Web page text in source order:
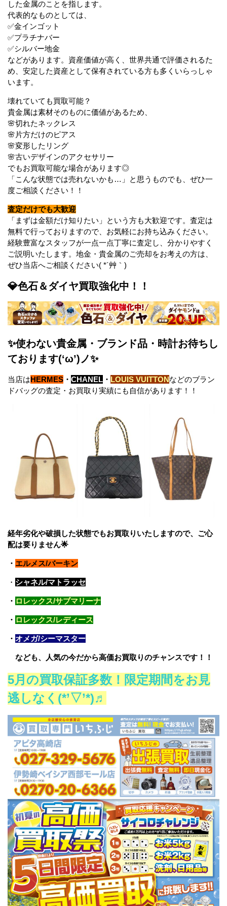
した金属のことを指します。
代表的なものとしては、
✅金インゴット
✅プラチナバー
✅シルバー地金
などがあります。資産価値が高く、世界共通で評価されるた
め、安定した資産として保有されている方も多くいらっしゃ
います。
壊れていても買取可能？
貴金属は素材そのものに価値があるため、
🌸切れたネックレス
🌸片方だけのピアス
🌸変形したリング
🌸古いデザインのアクセサリー
でもお買取可能な場合があります◎
「こんな状態では売れないかも…」と思うものでも、ぜひ一
度ご相談ください！！
査定だけでも大歓迎
「まずは金額だけ知りたい」という方も大歓迎です。査定は
無料で行っておりますので、お気軽にお持ち込みください。
経験豊富なスタッフが一点一点丁寧に査定し、分かりやすく
ご説明いたします。地金・貴金属のご売却をお考えの方は、
ぜひ当店へご相談ください( *´艸｀)
💎色石＆ダイヤ買取強化中！！
✨使わない貴金属・ブランド品・時計お待ちし
ております(‘ω’)ノ✨
当店はHERMES ・ CHANEL ・ LOUIS VUITTONなどのブラン
ドバッグの査定・お買取り実績にも自信があります！！
経年劣化や破損した状態でもお買取りいたしますので、ご心
配は要りません🌟
・ エルメス/バーキン
・ シャネル/マトラッセ
・ ロレックス/サブマリーナ
・ ロレックス/レディース
・ オメガ/シーマスター
なども、人気の今だから高価お買取りのチャンスです！！
5月の買取保証多数！限定期間をお見
逃しなく(*’▽’*)♬